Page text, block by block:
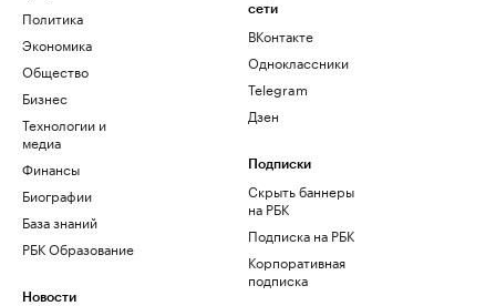
Политика
Экономика
Общество
Бизнес
Технологии и
медиа
Финансы
Биографии
База знаний
РБК Образование
Новости
сети
ВКонтакте
Одноклассники
Telegram
Дзен
Подписки
Скрыть баннеры
на РБК
Подписка на РБК
Корпоративная
подписка